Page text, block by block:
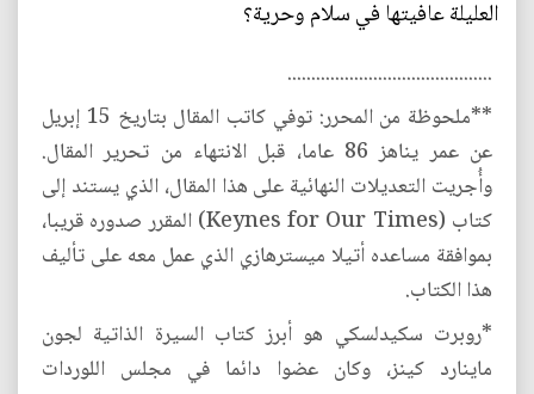
العليلة عافيتها في سلام وحرية؟
...........................................
**ملحوظة من المحرر: توفي كاتب المقال بتاريخ 15 إبريل
عن عمر يناهز 86 عاما، قبل الانتهاء من تحرير المقال.
وأُجريت التعديلات النهائية على هذا المقال، الذي يستند إلى
كتاب (Keynes for Our Times) المقرر صدوره قريبا،
بموافقة مساعده أتيلا ميسترهازي الذي عمل معه على تأليف
هذا الكتاب.
*روبرت سكيدلسكي هو أبرز كتاب السيرة الذاتية لجون
ماينارد كينز، وكان عضوا دائما في مجلس اللوردات